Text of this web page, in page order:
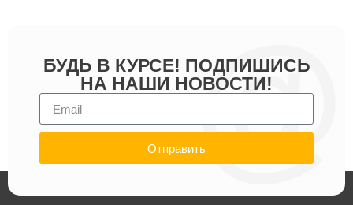
БУДЬ В КУРСЕ! ПОДПИШИСЬ
НА НАШИ НОВОСТИ!
Отправить